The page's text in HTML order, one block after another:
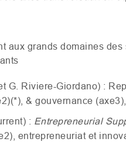
aux grands domaines
G. Riviere-Giordano) :
& gouvernance (axe3),
: Entrepreneurial
entrepreneuriat et